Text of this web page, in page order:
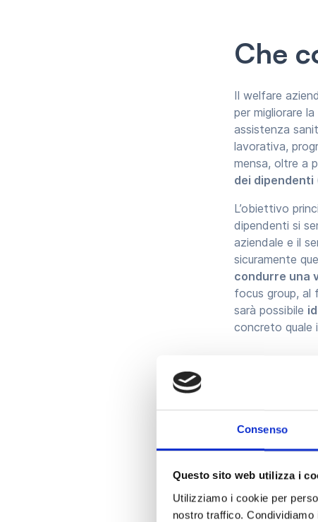
Consenso
Questo sito web utilizza i
Utilizziamo i cookie per
nostro traffico.
Che
Il welfare
per migliorare
assistenza
lavorativa,
mensa, oltre a
dei dipendenti
L’obiettivo
dipendenti si
aziendale e il
sicuramente
condurre una
focus group, al
sarà possibile
concreto quale
Per migliorare